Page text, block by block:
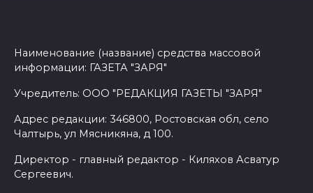
Наименование (название) средства массовой
информации: ГАЗЕТА "ЗАРЯ"
Учредитель: ООО "РЕДАКЦИЯ ГАЗЕТЫ "ЗАРЯ"
Адрес редакции: 346800, Ростовская обл, село
Чалтырь, ул Мясникяна, д 100.
Директор - главный редактор - Киляхов Асватур
Сергеевич.